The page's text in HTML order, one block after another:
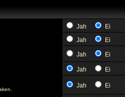
Jah
Ei
Jah
Ei
Jah
Ei
Jah
Ei
Jah Ei